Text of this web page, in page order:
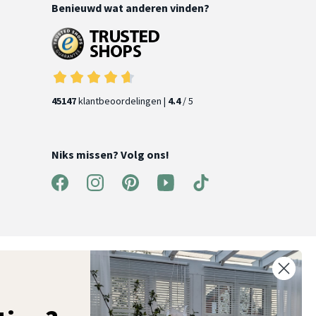
Benieuwd wat anderen vinden?
45147klantbeoordelingen | 4.4/ 5
Niks missen? Volg ons!
5% korting op je eerste bestelling
je in voor onze nieuwsbrief en ontvang als eerste nieuwe
collecties en aanbiedingen